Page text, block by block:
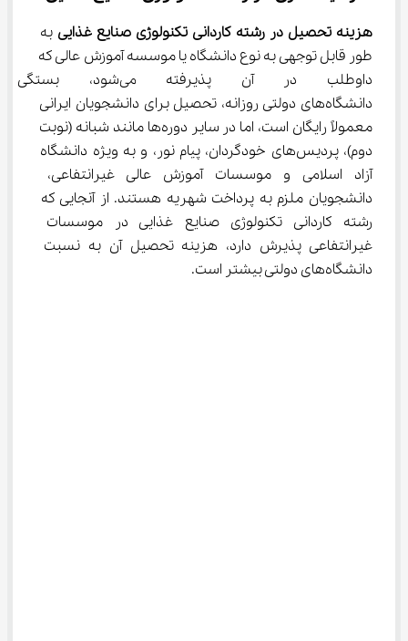
هزینه تحصیل در رشته کاردانی تکنولوژی صنایع غذایی به
طور قابل توجهی به نوع دانشگاه یا موسسه آموزش عالی که
داوطلب در آن پذیرفته
دانشگاه‌های دولتی روزانه، تحصیل برای دانشجویان ایرانی
معمولاً رایگان است، اما در سایر دوره‌ها مانند شبانه (نوبت
دوم)، پردیس‌های خودگردان، پیام نور، و به ویژه دانشگاه
آزاد اسلامی و موسسات آموزش عالی غیرانتفاعی،
دانشجویان ملزم به پرداخت شهریه هستند. از آنجایی که
رشته کاردانی تکنولوژی صنایع غذایی در موسسات
غیرانتفاعی پذیرش دارد، هزینه تحصیل آن به نسبت
دانشگاه‌های دولتی بیشتر است.